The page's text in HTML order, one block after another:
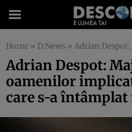
Home » D:News » Adrian Despot: Majoritatea
Adrian Despot:
oamenilor
care s-a